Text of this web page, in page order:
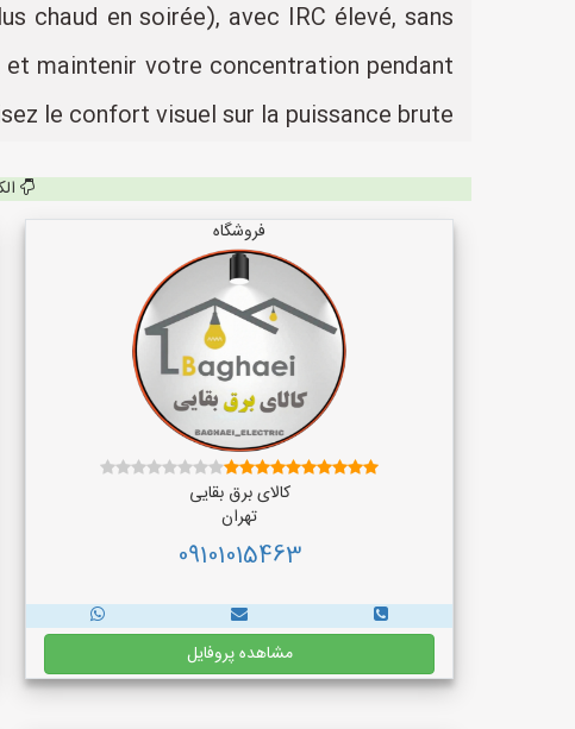
chaud en soirée), avec IRC élevé, sans
maintenir votre concentration pendant
confort visuel sur la puissance brute ! 📚✨
فروشگاه
کالای برق بقایی
تهران
09101015463
مشاهده پروفایل